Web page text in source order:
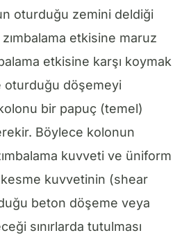
oturduğu zemini deldiği
etkisine maruz
etkisine karşı koymak
oturduğu döşemeyi
bir papuç (temel)
Böylece kolonun
kuvveti ve üniform
kuvvetinin (shear
beton döşeme veya
sınırlarda tutulması